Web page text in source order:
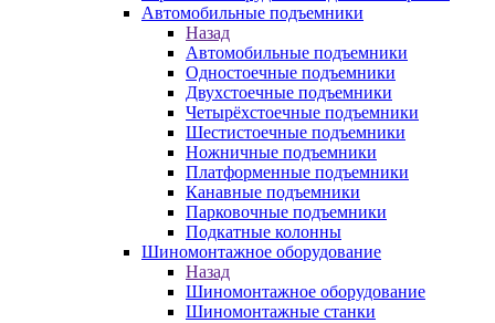
Автомобильные подъемники
Назад
Автомобильные подъемники
Одностоечные подъемники
Двухстоечные подъемники
Четырёхстоечные подъемники
Шестистоечные подъемники
Ножничные подъемники
Платформенные подъемники
Канавные подъемники
Парковочные подъемники
Подкатные колонны
Шиномонтажное оборудование
Назад
Шиномонтажное оборудование
Шиномонтажные станки